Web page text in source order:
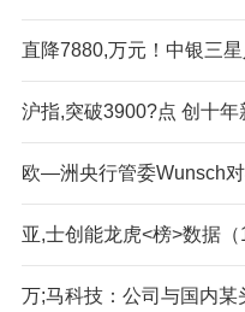
直降7880,万元！中银三
沪指,突破3900?点 创十年
欧—洲央行管委Wunsch
亚,士创能龙虎<榜>数据（
万;马科技：公司与国内